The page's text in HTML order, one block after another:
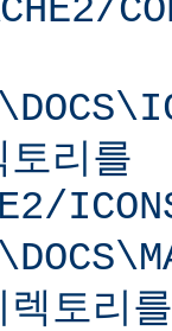
토리를
렉토리를